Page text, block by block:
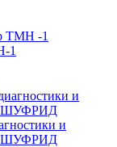
1
и
ШУФРИД